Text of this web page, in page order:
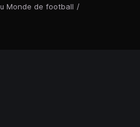
Monde de football /